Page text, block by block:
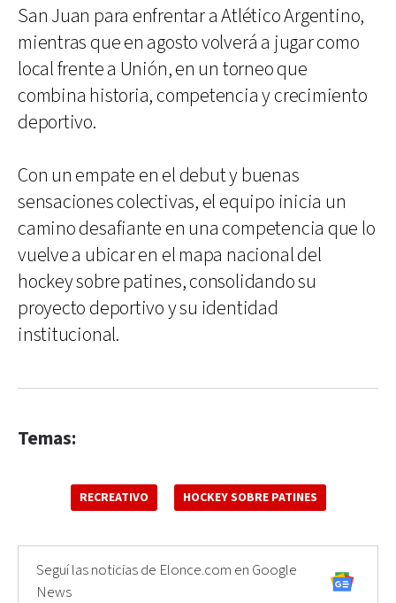
San Juan para enfrentar a Atlético Argentino,
mientras que en agosto volverá a jugar como
local frente a Unión, en un torneo que
combina historia, competencia y crecimiento
deportivo.
Con un empate en el debut y buenas
sensaciones colectivas, el equipo inicia un
camino desafiante en una competencia que lo
vuelve a ubicar en el mapa nacional del
hockey sobre patines, consolidando su
proyecto deportivo y su identidad
institucional.
Temas:
RECREATIVO HOCKEY SOBRE PATINES
Seguí las noticias de Elonce.com en Google
News